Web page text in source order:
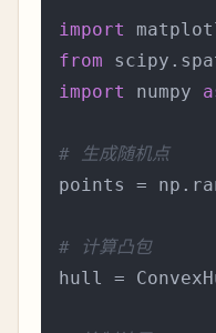
import
from
import
numpy
# 生成随机点
points =
# 计算凸包
hull =